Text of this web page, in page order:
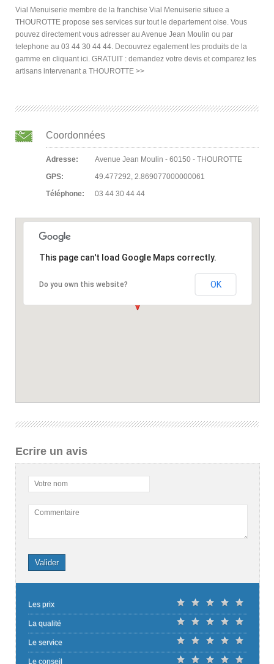
Vial Menuiserie membre de la franchise Vial Menuiserie situee a
THOUROTTE propose ses services sur tout le departement oise. Vous
pouvez directement vous adresser au Avenue Jean Moulin ou par
telephone au 03 44 30 44 44. Decouvrez egalement les produits de la
gamme en cliquant ici. GRATUIT : demandez votre devis et comparez les
artisans intervenant a THOUROTTE >>
Coordonnées
Adresse:
Avenue Jean Moulin - 60150 - THOUROTTE
GPS:
49.477292, 2.869077000000061
Téléphone:
03 44 30 44 44
This page can't load Google Maps correctly.
Do you own this website? OK
Ecrire un avis
Votre nom
Commentaire
Valider
Les prix
La qualité
Le service
Le conseil